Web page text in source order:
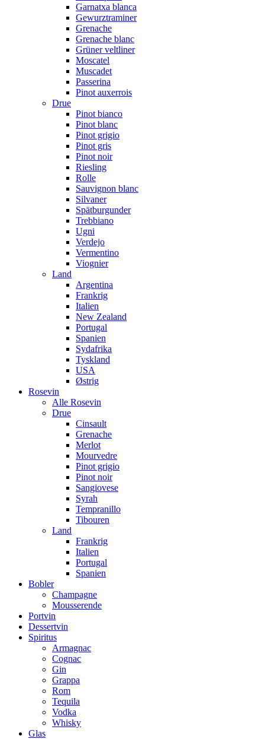
Garnatxa blanca
Gewurztraminer
Grenache
Grenache blanc
Grüner veltliner
Moscatel
Muscadet
Passerina
Pinot auxerrois
Drue
Pinot bianco
Pinot blanc
Pinot grigio
Pinot gris
Pinot noir
Riesling
Rolle
Sauvignon blanc
Silvaner
Spätburgunder
Trebbiano
Ugni
Verdejo
Vermentino
Viognier
Land
Argentina
Frankrig
Italien
New Zealand
Portugal
Spanien
Sydafrika
Tyskland
USA
Østrig
Rosevin
Alle Rosevin
Drue
Cinsault
Grenache
Merlot
Mourvedre
Pinot grigio
Pinot noir
Sangiovese
Syrah
Tempranillo
Tibouren
Land
Frankrig
Italien
Portugal
Spanien
Bobler
Champagne
Mousserende
Portvin
Dessertvin
Spiritus
Armagnac
Cognac
Gin
Grappa
Rom
Tequila
Vodka
Whisky
Glas